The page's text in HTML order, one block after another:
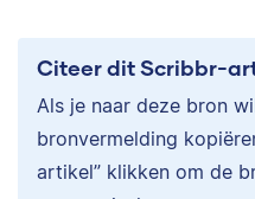
Citeer dit Scribbr-
Als je naar deze bron
bronvermelding
artikel” klikken om de